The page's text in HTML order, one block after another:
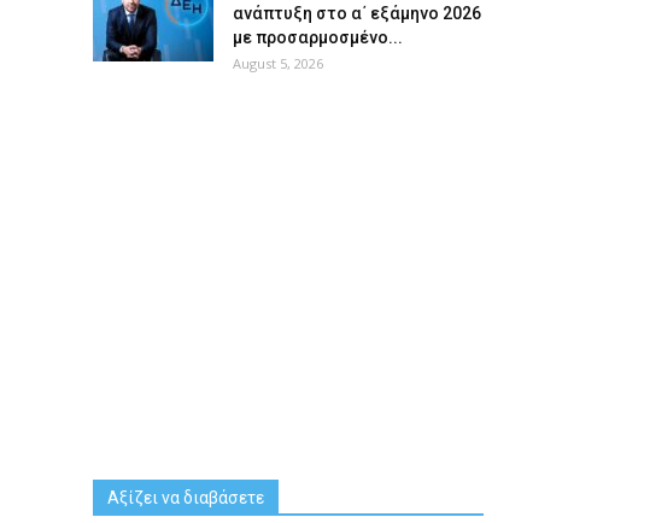
ανάπτυξη στο α΄ εξάμηνο 2026
με προσαρμοσμένο...
August 5, 2026
Αξίζει να διαβάσετε